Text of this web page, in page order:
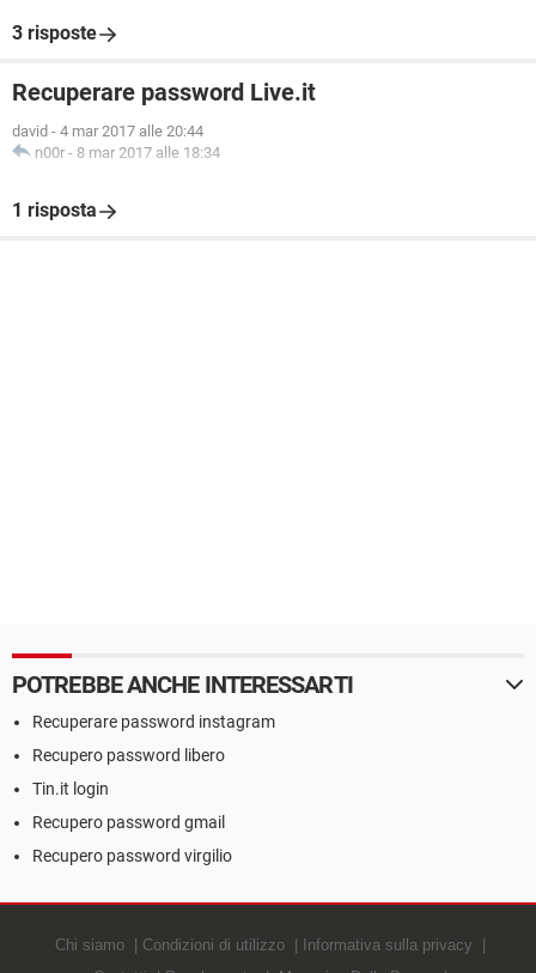
3 risposte
Recuperare password Live.it
david - 4 mar 2017 alle 20:44
n00r - 8 mar 2017 alle 18:34
1 risposta
POTREBBE ANCHE INTERESSARTI
Recuperare password instagram
Recupero password libero
Tin.it login
Recupero password gmail
Recupero password virgilio
Chi siamo Condizioni di utilizzo
Informativa sulla privacy